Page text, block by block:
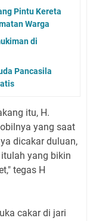
Pintu Kereta
Warga
di
Pancasila
itu, H.
yang saat
dicakar duluan,
yang bikin
tegas H
cakar di jari